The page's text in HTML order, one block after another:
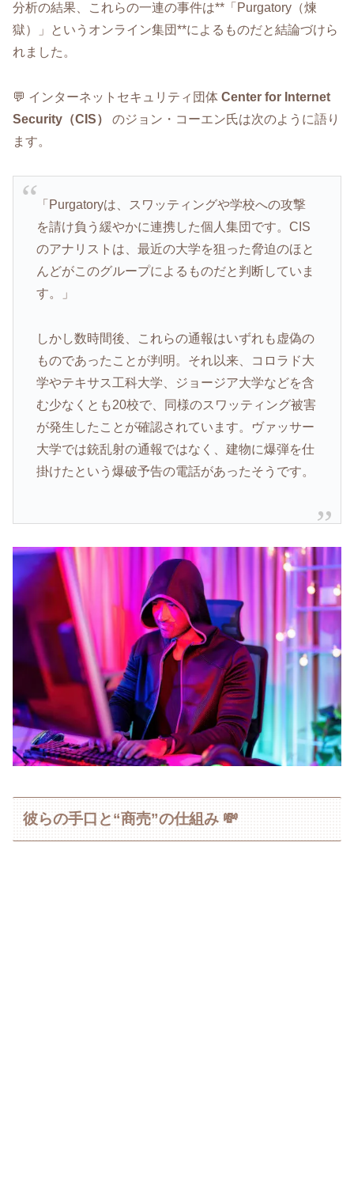
分析の結果、これらの一連の事件は**「Purgatory（煉
獄）」というオンライン集団**によるものだと結論づけら
れました。
💬 インターネットセキュリティ団体 Center for Internet
Security（CIS）
のジョン・コーエン氏は次のように語り
ます。
「Purgatoryは、スワッティングや学校への攻撃
を請け負う緩やかに連携した個人集団です。CIS
のアナリストは、最近の大学を狙った脅迫のほと
んどがこのグループによるものだと判断していま
す。」
しかし数時間後、これらの通報はいずれも虚偽の
ものであったことが判明。それ以来、コロラド大
学やテキサス工科大学、ジョージア大学などを含
む少なくとも20校で、同様のスワッティング被害
が発生したことが確認されています。ヴァッサー
大学では銃乱射の通報ではなく、建物に爆弾を仕
掛けたという爆破予告の電話があったそうです。
彼らの手口と“商売”の仕組み 💸